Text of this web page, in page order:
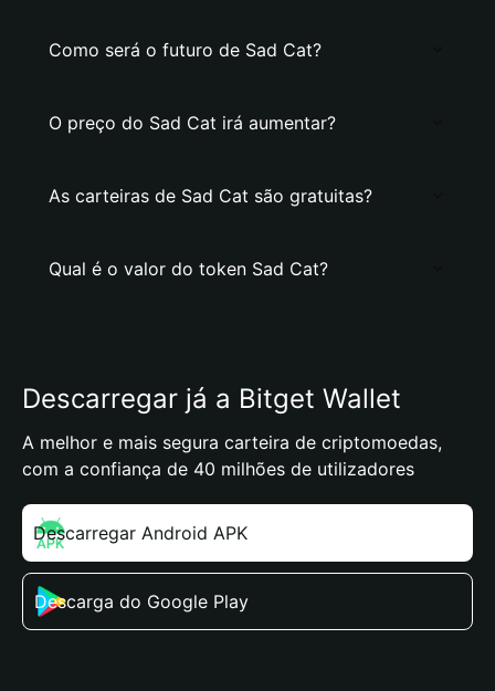
Como será o futuro de Sad Cat?
O preço do Sad Cat irá aumentar?
As carteiras de Sad Cat são gratuitas?
Qual é o valor do token Sad Cat?
Descarregar já a Bitget Wallet
A melhor e mais segura carteira de criptomoedas,
com a confiança de 40 milhões de utilizadores
Descarregar Android APK
Descarga do Google Play